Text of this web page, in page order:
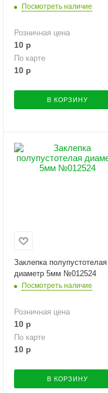
Посмотреть наличие
Розничная цена
10 р
По карте
10 р
В КОРЗИНУ
Заклепка полупустотелая
диаметр 5мм №012524
Посмотреть наличие
Розничная цена
10 р
По карте
10 р
В КОРЗИНУ